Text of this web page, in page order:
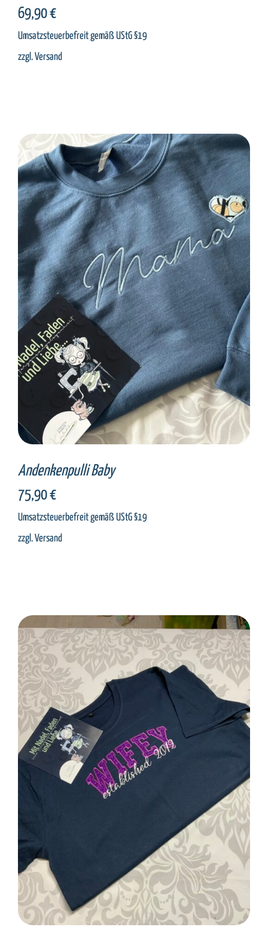
69,90€
Umsatzsteuerbefreit gemäß UStG §19
zzgl.Versand
SELECT OPTIONS / DETAILS
Andenkenpulli Baby
75,90€
Umsatzsteuerbefreit gemäß UStG §19
zzgl.Versand
SELECT OPTIONS